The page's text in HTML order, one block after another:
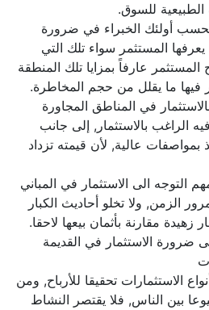
للسوق.
أولئك الخبراء في ضرورة
المستثمر سواء تلك التي
عارفاً بمزايا تلك المنطقة
ما يقلل من حجم المخاطرة.
في المناطق المجاورة
الراغب بالاستثمار, إلى جانب
عالية, لأن قيمته تزداد
التوجه الى الاستثمار في المباني
الزمن, ولا تخلو أحاديث الكبار
مقارنة بأثمان بيعها لاحقا.
ضرورة الاستثمار في القديمة
الاستثمارات تحقيقا للأرباح, ومن
بين الناس, فلا يقتصر النشاط